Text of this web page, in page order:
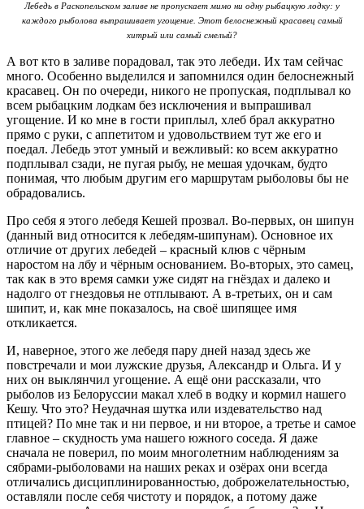
Лебедь в Раскопельском заливе не пропускает мимо ни одну рыбацкую лодку: у
каждого рыболова выпрашивает угощение. Этот белоснежный красавец самый
хитрый или самый смелый?
А вот кто в заливе порадовал, так это лебеди. Их там сейчас
много. Особенно выделился и запомнился один белоснежный
красавец. Он по очереди, никого не пропуская, подплывал ко
всем рыбацким лодкам без исключения и выпрашивал
угощение. И ко мне в гости приплыл, хлеб брал аккуратно
прямо с руки, с аппетитом и удовольствием тут же его и
поедал. Лебедь этот умный и вежливый: ко всем аккуратно
подплывал сзади, не пугая рыбу, не мешая удочкам, будто
понимая, что любым другим его маршрутам рыболовы бы не
обрадовались.
Про себя я этого лебедя Кешей прозвал. Во-первых, он шипун
(данный вид относится к лебедям-шипунам). Основное их
отличие от других лебедей – красный клюв с чёрным
наростом на лбу и чёрным основанием. Во-вторых, это самец,
так как в это время самки уже сидят на гнёздах и далеко и
надолго от гнездовья не отплывают. А в-третьих, он и сам
шипит, и, как мне показалось, на своё шипящее имя
откликается.
И, наверное, этого же лебедя пару дней назад здесь же
повстречали и мои лужские друзья, Александр и Ольга. И у
них он выклянчил угощение. А ещё они рассказали, что
рыболов из Белоруссии макал хлеб в водку и кормил нашего
Кешу. Что это? Неудачная шутка или издевательство над
птицей? По мне так и ни первое, и ни второе, а третье и самое
главное – скудность ума нашего южного соседа. Я даже
сначала не поверил, по моим многолетним наблюдениям за
сябрами-рыболовами на наших реках и озёрах они всегда
отличались дисциплинированностью, доброжелательностью,
оставляли после себя чистоту и порядок, а потому даже